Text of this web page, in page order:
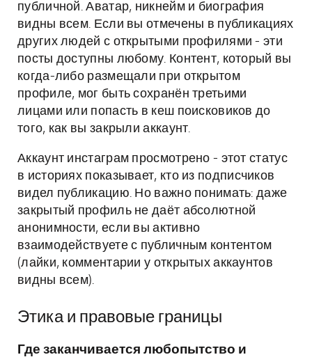
публичной. Аватар, никнейм и биография
видны всем. Если вы отмечены в публикациях
других людей с открытыми профилями - эти
посты доступны любому. Контент, который вы
когда-либо размещали при открытом
профиле, мог быть сохранён третьими
лицами или попасть в кеш поисковиков до
того, как вы закрыли аккаунт.
Аккаунт инстаграм просмотрено - этот статус
в историях показывает, кто из подписчиков
видел публикацию. Но важно понимать: даже
закрытый профиль не даёт абсолютной
анонимности, если вы активно
взаимодействуете с публичным контентом
(лайки, комментарии у открытых аккаунтов
видны всем).
Этика и правовые границы
Где заканчивается любопытство и